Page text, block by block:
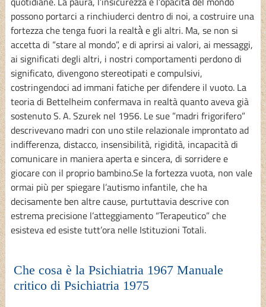
possono portarci a rinchiuderci dentro di noi, a costruire una
fortezza che tenga fuori la realtà̀ e gli altri. Ma, se non si
accetta di “stare al mondo”, e di aprirsi ai valori, ai messaggi,
ai significati degli altri, i nostri comportamenti perdono di
significato, divengono stereotipati e compulsivi,
costringendoci ad immani fatiche per difendere il vuoto. La
teoria di Bettelheim confermava in realtà quanto aveva già
sostenuto S. A. Szurek nel 1956. Le sue ”madri frigorifero”
descrivevano madri con uno stile relazionale improntato ad
indifferenza, distacco, insensibilità, rigidità, incapacità di
comunicare in maniera aperta e sincera, di sorridere e
giocare con il proprio bambino.Se la fortezza vuota, non vale
ormai più per spiegare l’autismo infantile, che ha
decisamente ben altre cause, purtuttavia descrive con
estrema precisione l’atteggiamento “Terapeutico” che
esisteva ed esiste tutt’ora nelle Istituzioni Totali.
Che cosa è la Psichiatria 1967 Manuale
critico di Psichiatria 1975